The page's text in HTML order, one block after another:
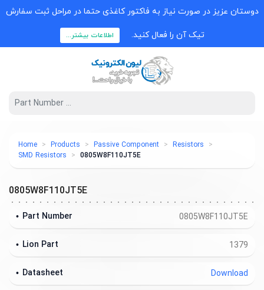
دوستان عزیز در صورت نیاز به فاکتور کاغذی حتما در مراحل ثبت سفارش
تیک آن را فعال کنید. اطلاعات بیشتر...
Home Products Passive Component
Resistors
SMD Resistors
0805W8F110JT5E
0805W8F110JT5E
0805W8F110JT5E
Part Number
1379
Lion Part
Download
Datasheet